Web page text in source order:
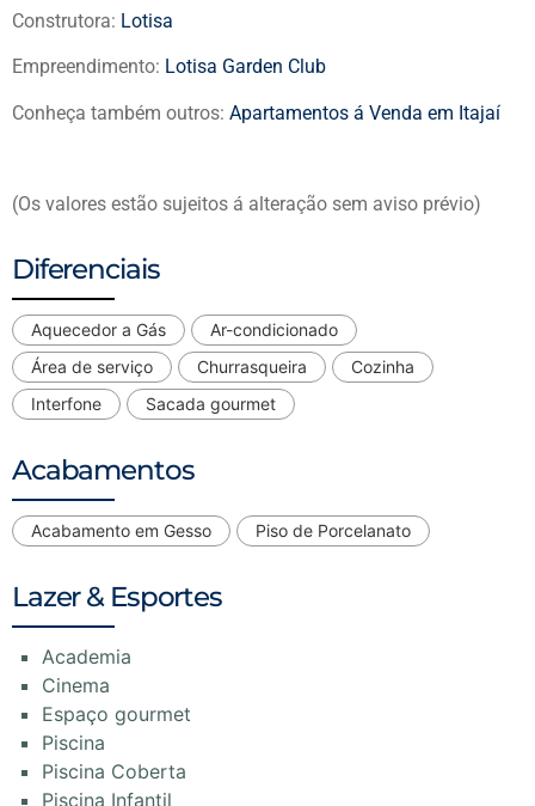
Construtora: Lotisa
Empreendimento: Lotisa Garden Club
Conheça também outros: Apartamentos á Venda em Itajaí
(Os valores estão sujeitos á alteração sem aviso prévio)
Diferenciais
Aquecedor a Gás
Ar-condicionado
Área de serviço
Churrasqueira
Cozinha
Interfone
Sacada gourmet
Acabamentos
Acabamento em Gesso Piso de Porcelanato
Lazer & Esportes
Academia
Cinema
Espaço gourmet
Piscina
Piscina Coberta
Piscina Infantil